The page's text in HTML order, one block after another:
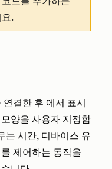
.
연결한 후 에서 표시
양을 사용자 지정합
는 시간, 디바이스 유
제어하는 동작을